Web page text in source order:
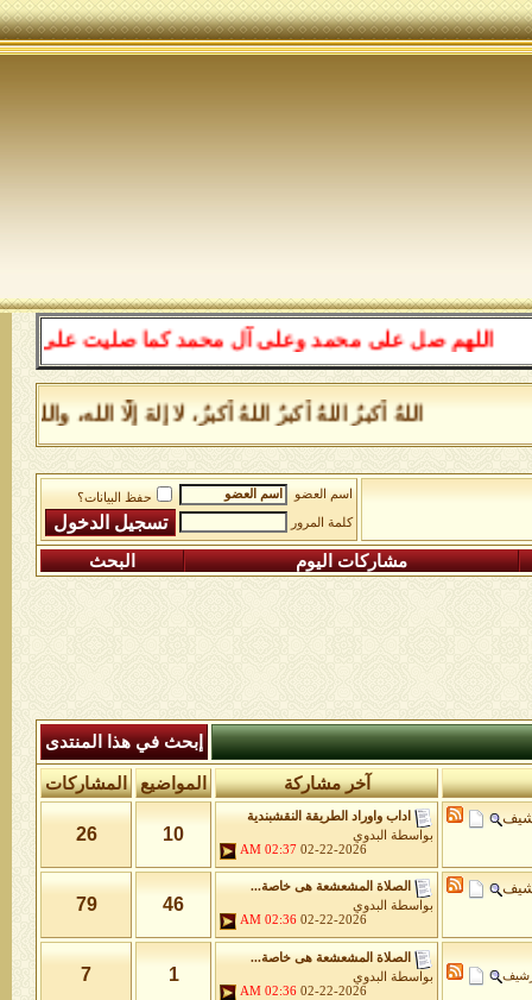
اللهم صل على محمد وعلى آل محمد كما صليت على
اللهُ أكبرُ اللهُ أكبرُ اللهُ أكبرُ، لا إلهَ إلَّا الله،
اسم العضو
حفظ البيانات؟
كلمة المرور
مشاركات اليوم البحث
إبحث في هذا المنتدى
آخر مشاركة المواضيع المشاركات
اداب واوراد الطريقة النقشبندية
بواسطة
البدوي
02-22-2026
02:37 AM
10
26
الصلاة المشعشعة هى خاصة...
بواسطة
البدوي
02-22-2026
02:36 AM
46
79
الصلاة المشعشعة هى خاصة...
بواسطة
البدوي
02-22-2026
02:36 AM
1
7